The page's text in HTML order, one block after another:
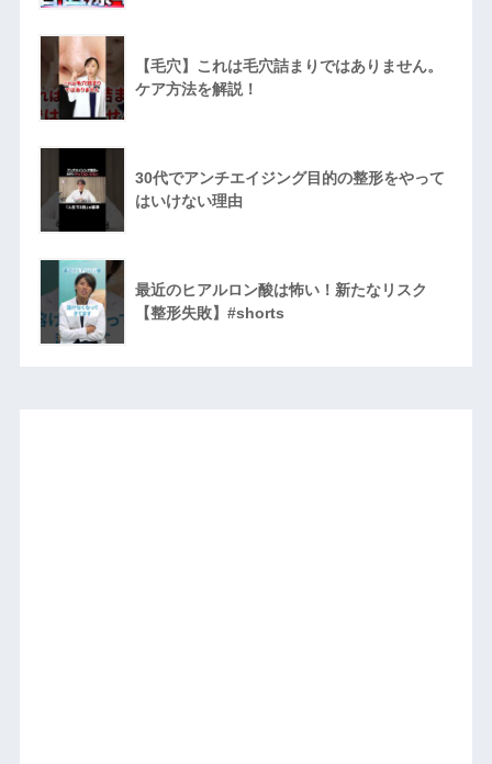
【毛穴】これは毛穴詰まりではありません。
ケア方法を解説！
30代でアンチエイジング目的の整形をやって
はいけない理由
最近のヒアルロン酸は怖い！新たなリスク
【整形失敗】#shorts